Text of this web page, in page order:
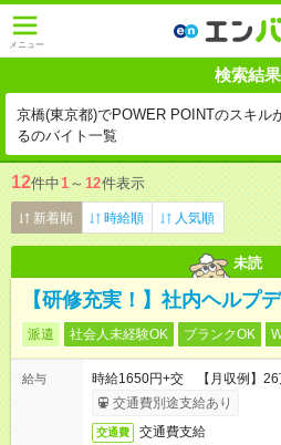
メニュー
検索結果
京橋(東京都)でPOWER POINTのスキル
るのバイト一覧
12件中1 ～ 12件表示
新着順 時給順 人気順
未読
【研修充実！】社内ヘルプ
派遣 社会人未経験OK ブランクOK
給与
時給1650円+交 【月収例】26
交通費別途支給あり
交通費 交通費支給